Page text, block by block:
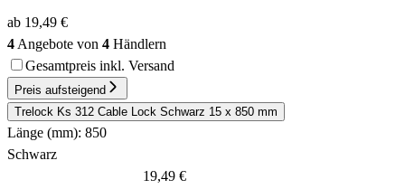
ab 19,49 €
4 Angebote von 4 Händlern
Gesamtpreis inkl. Versand
Preis aufsteigend
Trelock Ks 312 Cable Lock Schwarz 15 x 850 mm
Länge (mm): 850
Schwarz
19,49 €